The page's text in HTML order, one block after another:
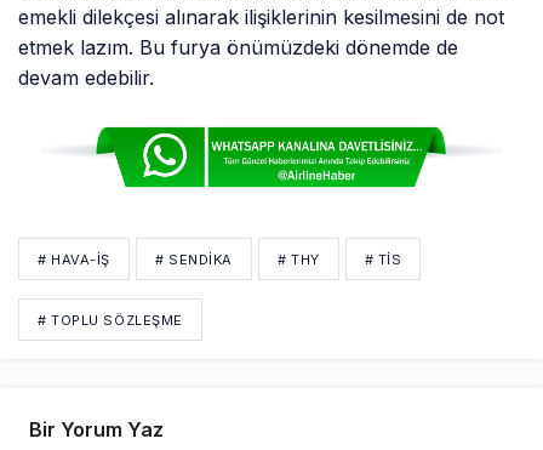
emekli dilekçesi alınarak ilişiklerinin kesilmesini de not
etmek lazım. Bu furya önümüzdeki dönemde de
devam edebilir.
# HAVA-İŞ # SENDIKA # THY # TIS
# TOPLU SÖZLEŞME
Bir Yorum Yaz